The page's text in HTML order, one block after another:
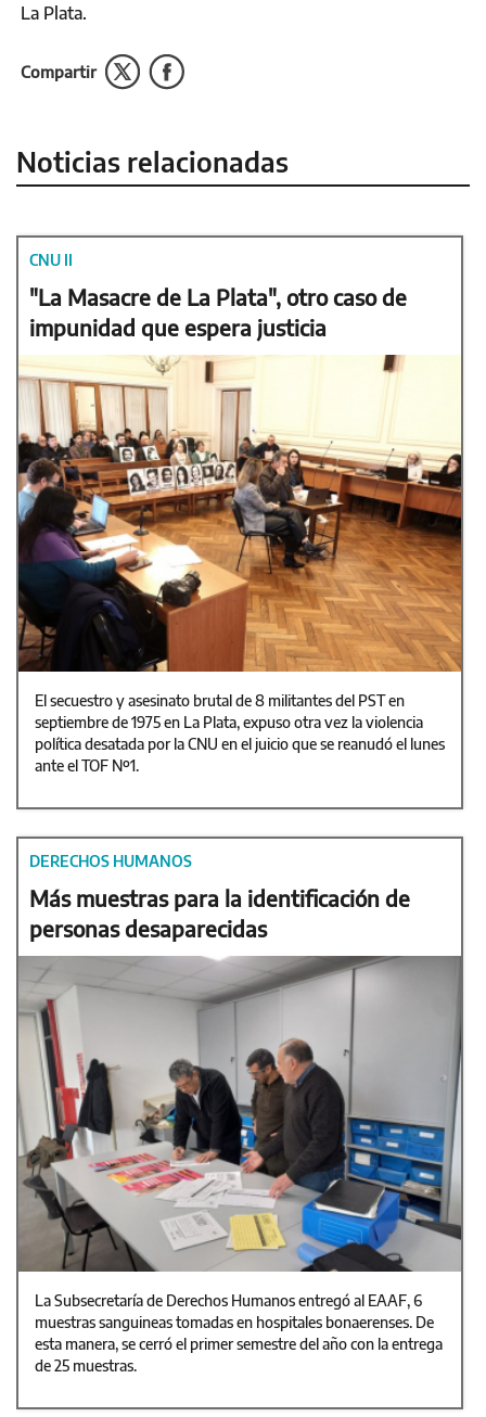
La Plata.
Compartir
Noticias relacionadas
CNU II
"La Masacre de La Plata", otro caso de
impunidad que espera justicia
El secuestro y asesinato brutal de 8 militantes del PST en
septiembre de 1975 en La Plata, expuso otra vez la violencia
política desatada por la CNU en el juicio que se reanudó el lunes
ante el TOF Nº1.
DERECHOS HUMANOS
Más muestras para la identificación de
personas desaparecidas
La Subsecretaría de Derechos Humanos entregó al EAAF, 6
muestras sanguineas tomadas en hospitales bonaerenses. De
esta manera, se cerró el primer semestre del año con la entrega
de 25 muestras.